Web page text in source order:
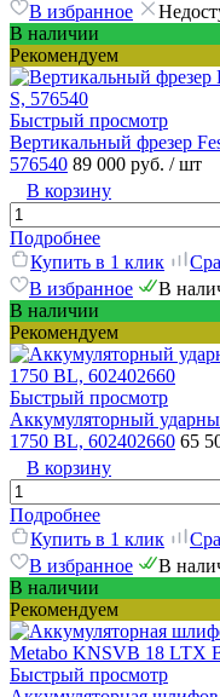
В избранное
В наличии
Рекомендуем
Быстрый просмотр
Вертикальный фрезер
576540 89 000 руб. / шт
В корзину
Подробнее
Купить в 1 клик
В избранное
В
В наличии
Рекомендуем
Быстрый просмотр
Аккумуляторный
1750 BL, 602402660 65
В корзину
Подробнее
Купить в 1 клик
В избранное
В
В наличии
Рекомендуем
Быстрый просмотр